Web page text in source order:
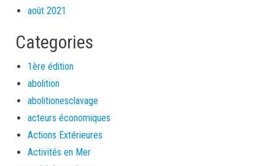
août 2021
Categories
1ère édition
abolition
abolitionesclavage
acteurs économiques
Actions Extérieures
Activités en Mer